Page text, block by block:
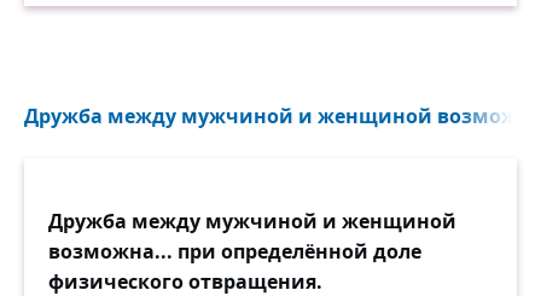
Дружба между мужчиной и женщиной
Дружба между мужчиной и женщиной
возможна... при определённой доле
физического отвращения.